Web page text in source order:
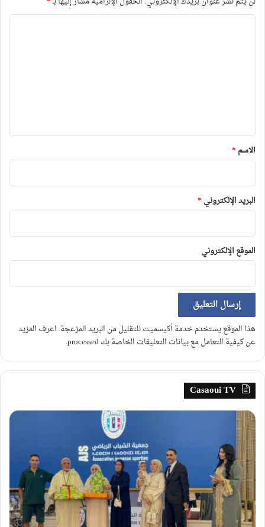
*
الاسم *
البريد الإلكتروني *
الموقع الإلكتروني
هذا الموقع يستخدم خدمة أكيسميت للتقليل من البريد المزعجة. اعرف المزيد
عن كيفية التعامل مع بيانات التعليقات الخاصة بك processed
.
Casaoui TV